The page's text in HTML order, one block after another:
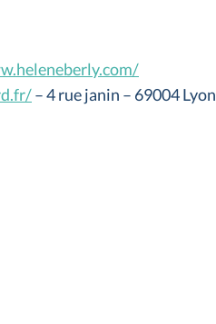
– 4 rue janin – 69004 Lyon